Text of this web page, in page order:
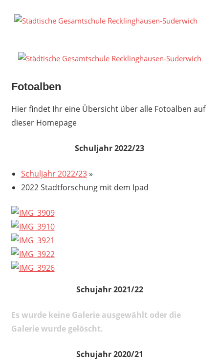
Inhalt
Fotoalben
Hier findet Ihr eine Übersicht über alle Fotoalben auf
dieser Homepage
Schuljahr 2022/23
Schuljahr 2022/23 »
2022 Stadtforschung mit dem Ipad
Schujahr 2021/22
Es wurde keine Galerie ausgewählt oder die
Galerie wurde gelöscht.
Schujahr 2020/21